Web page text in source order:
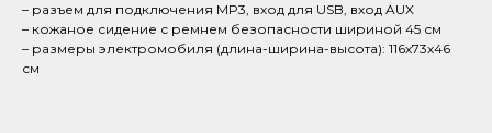
– разъем для подключения MP3, вход для USB, вход AUX
– кожаное сидение с ремнем безопасности шириной 45 см
– размеры электромобиля (длина-ширина-высота): 116х73х46
см